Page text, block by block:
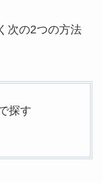
次の2つの方法
探す